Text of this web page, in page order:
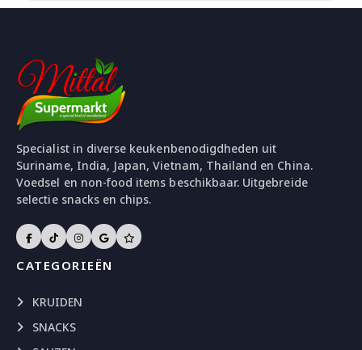
Specialist in diverse keukenbenodigdheden uit
Suriname, India, Japan, Vietnam, Thailand en China.
Voedsel en non-food items beschikbaar. Uitgebreide
selectie snacks en chips.
CATEGORIEËN
KRUIDEN
SNACKS